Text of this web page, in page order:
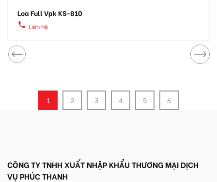
Loa Full Vpk KS-810
local_phone Liên hệ
1 2 3 4 5 6
CÔNG TY TNHH XUẤT NHẬP KHẨU THƯƠNG MẠI DỊCH
VỤ PHÚC THANH